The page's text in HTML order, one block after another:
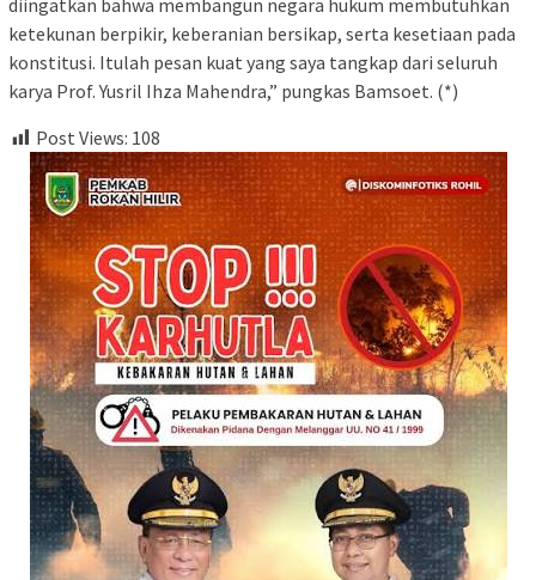
diingatkan bahwa membangun negara hukum membutuhkan
ketekunan berpikir, keberanian bersikap, serta kesetiaan pada
konstitusi. Itulah pesan kuat yang saya tangkap dari seluruh
karya Prof. Yusril Ihza Mahendra,” pungkas Bamsoet. (*)
Post Views: 108